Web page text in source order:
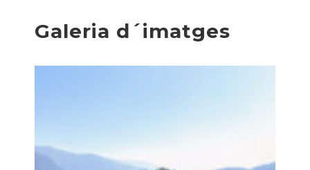
Galeria d´imatges